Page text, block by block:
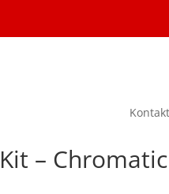
Kontakt
–